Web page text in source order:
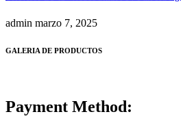
admin marzo 7, 2025
GALERIA DE PRODUCTOS
Payment Method: